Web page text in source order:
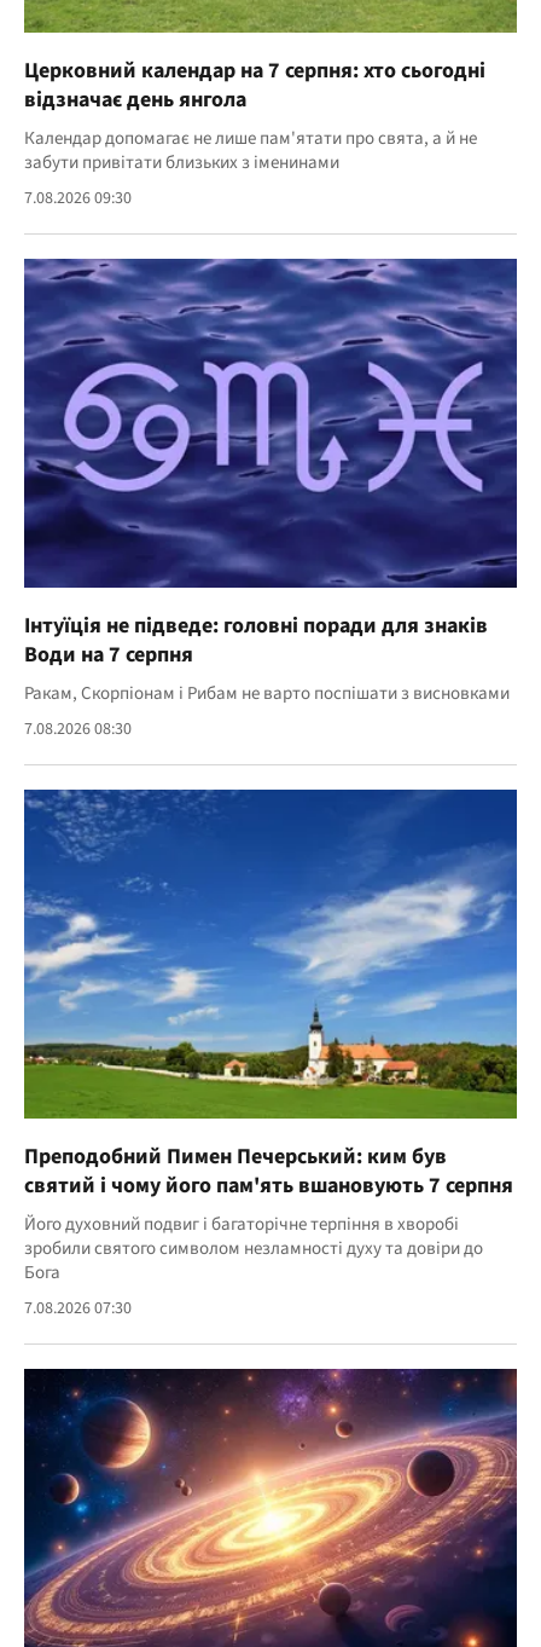
Церковний календар на 7 серпня: хто сьогодні
відзначає день янгола
Календар допомагає не лише пам'ятати про свята, а й не
забути привітати близьких з іменинами
7.08.2026 09:30
Інтуїція не підведе: головні поради для знаків
Води на 7 серпня
Ракам, Скорпіонам і Рибам не варто поспішати з висновками
7.08.2026 08:30
Преподобний Пимен Печерський: ким був
святий і чому його пам'ять вшановують 7 серпня
Його духовний подвиг і багаторічне терпіння в хворобі
зробили святого символом незламності духу та довіри до
Бога
7.08.2026 07:30